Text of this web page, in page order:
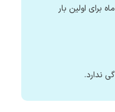
برای اولین بار
ندارد.